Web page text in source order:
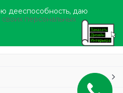
дееспособность, даю
персональных